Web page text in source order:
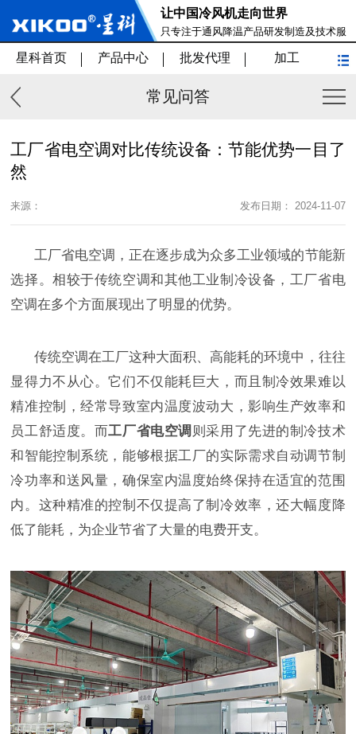
让中国冷风机走向世界
只专注于通风降温产品研发制造及技术服
务
星科首页 产品中心 批发代理 加工
常见问答
工厂省电空调对比传统设备：节能优势一目了
然
来源： 发布日期： 2024-11-07
工厂省电空调，正在逐步成为众多工业领域的节能新
选择。相较于传统空调和其他工业制冷设备，工厂省电
空调在多个方面展现出了明显的优势。
传统空调在工厂这种大面积、高能耗的环境中，往往
显得力不从心。它们不仅能耗巨大，而且制冷效果难以
精准控制，经常导致室内温度波动大，影响生产效率和
员工舒适度。而工厂省电空调 则采用了先进的制冷技术
和智能控制系统，能够根据工厂的实际需求自动调节制
冷功率和送风量，确保室内温度始终保持在适宜的范围
内。这种精准的控制不仅提高了制冷效率，还大幅度降
低了能耗，为企业节省了大量的电费开支。